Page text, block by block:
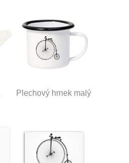
Plechový hrnek malý